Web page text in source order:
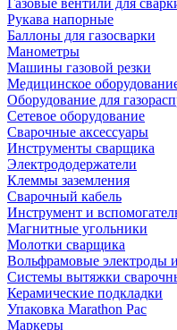
Газовые вентили для
Рукава напорные
Баллоны для газосварки
Манометры
Машины газовой резки
Медицинское
Оборудование для
Сетевое оборудование
Сварочные аксессуары
Инструменты сварщика
Электрододержатели
Клеммы заземления
Сварочный кабель
Инструмент и
Магнитные угольники
Молотки сварщика
Вольфрамовые электроды
Системы вытяжки
Керамические подкладки
Упаковка Marathon Pac
Маркеры